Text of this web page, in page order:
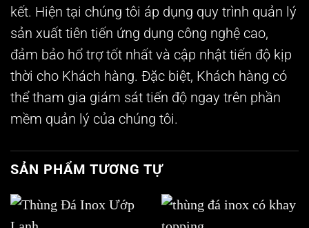
kết. Hiện tại chúng tôi áp dụng quy trình quản lý
sản xuất tiên tiến ứng dụng công nghệ cao,
đảm bảo hổ trợ tốt nhất và cập nhật tiến độ kịp
thời cho Khách hàng. Đặc biệt, Khách hàng có
thể tham gia giám sát tiến độ ngay trên phần
mềm quản lý của chúng tôi.
SẢN PHẨM TƯƠNG TỰ